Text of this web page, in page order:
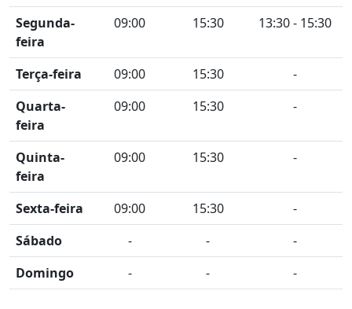
Segunda-
feira
09:00 15:30 13:30 - 15:30
Terça-feira 09:00 15:30
-
Quarta-
feira
09:00 15:30 -
Quinta-
feira
09:00 15:30 -
Sexta-feira 09:00 15:30
-
Sábado
- -
-
Domingo
- - -